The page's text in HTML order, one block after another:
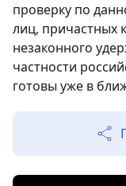
проверку по
лиц, причастных
незаконного
частности
готовы уже в